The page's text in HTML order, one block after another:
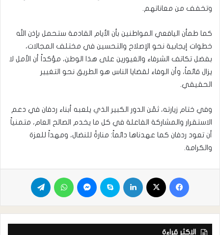
وتخفف من معاناتهم.
كما طمأن اليافعي المواطنين بأن الأيام القادمة ستحمل بإذن الله
خطوات إيجابية نحو الإصلاح والتحسين في مختلف المجالات،
بفضل تكاتف الشرفاء والغيورين على هذا الوطن، مؤكداً أن الأمل لا
يزال قائماً، وأن الوفاء لقضايا الناس هو الطريق نحو التغيير
الحقيقي.
وفي ختام زيارته، ثمّن الدور الكبير الذي يلعبه أبناء ردفان في دعم
الاستقرار والمشاركة الفاعلة في كل ما يخدم الصالح العام، متمنياً
أن تعود ردفان كما عهدناها دائماً: منارةً للنضال، ومهداً للعزة
والكرامة.
الاكثر قراءة